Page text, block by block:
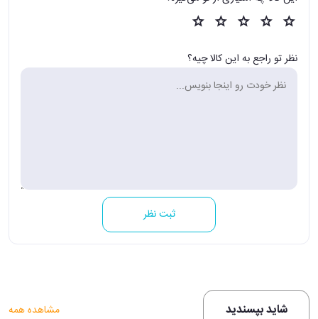
نظر تو راجع به این کالا چیه؟
ثبت نظر
شاید بپسندید مشاهده همه